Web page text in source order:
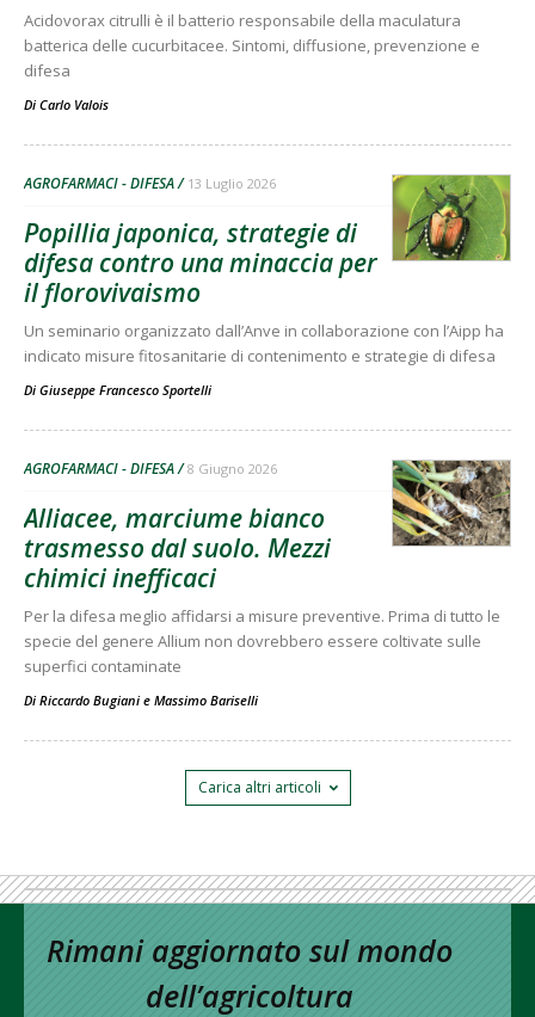
Acidovorax citrulli è il batterio responsabile della maculatura
batterica delle cucurbitacee. Sintomi, diffusione, prevenzione e
difesa
Di Carlo Valois
AGROFARMACI - DIFESA 13 Luglio 2026
Popillia japonica, strategie di
difesa contro una minaccia per
il florovivaismo
Un seminario organizzato dall’Anve in collaborazione con l’Aipp ha
indicato misure fitosanitarie di contenimento e strategie di difesa
Di Giuseppe Francesco Sportelli
AGROFARMACI - DIFESA 8 Giugno 2026
Alliacee, marciume bianco
trasmesso dal suolo. Mezzi
chimici inefficaci
Per la difesa meglio affidarsi a misure preventive. Prima di tutto le
specie del genere Allium non dovrebbero essere coltivate sulle
superfici contaminate
Di Riccardo Bugiani e Massimo Bariselli
Carica altri articoli
Rimani aggiornato sul mondo
dell’agricoltura